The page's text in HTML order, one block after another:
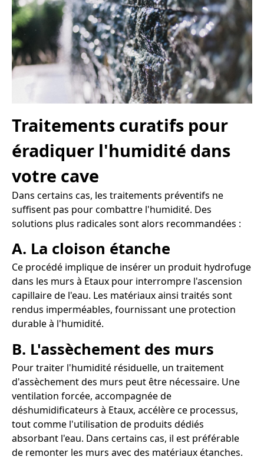
Traitements curatifs pour
éradiquer l'humidité dans
votre cave
Dans certains cas, les traitements préventifs ne
suffisent pas pour combattre l'humidité. Des
solutions plus radicales sont alors recommandées :
A. La cloison étanche
Ce procédé implique de insérer un produit hydrofuge
dans les murs à Etaux pour interrompre l'ascension
capillaire de l'eau. Les matériaux ainsi traités sont
rendus imperméables, fournissant une protection
durable à l'humidité.
B. L'assèchement des murs
Pour traiter l'humidité résiduelle, un traitement
d'assèchement des murs peut être nécessaire. Une
ventilation forcée, accompagnée de
déshumidificateurs à Etaux, accélère ce processus,
tout comme l'utilisation de produits dédiés
absorbant l'eau. Dans certains cas, il est préférable
de remonter les murs avec des matériaux étanches.